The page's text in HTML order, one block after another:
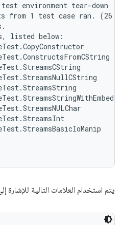
environment tear-down
from 1 test case ran. (26
listed below:
يتم استخدام العلامات التالية للإشارة